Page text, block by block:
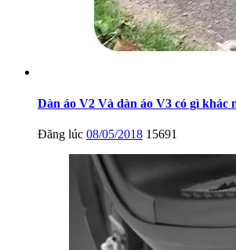
Dàn áo V2 Và dàn áo V3 có gì khác
Đăng lúc 08/05/2018 15691